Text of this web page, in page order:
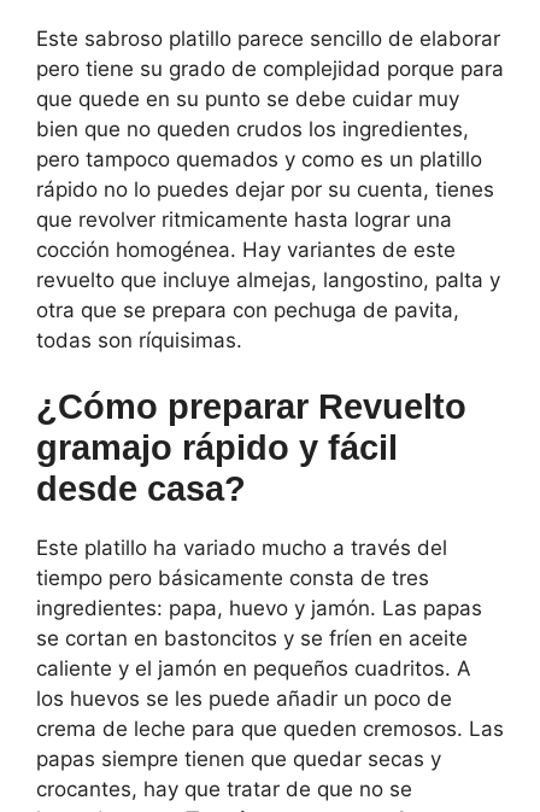
Este sabroso platillo parece sencillo de elaborar
pero tiene su grado de complejidad porque para
que quede en su punto se debe cuidar muy
bien que no queden crudos los ingredientes,
pero tampoco quemados y como es un platillo
rápido no lo puedes dejar por su cuenta, tienes
que revolver ritmicamente hasta lograr una
cocción homogénea. Hay variantes de este
revuelto que incluye almejas, langostino, palta y
otra que se prepara con pechuga de pavita,
todas son ríquisimas.
¿Cómo preparar Revuelto
gramajo rápido y fácil
desde casa?
Este platillo ha variado mucho a través del
tiempo pero básicamente consta de tres
ingredientes: papa, huevo y jamón. Las papas
se cortan en bastoncitos y se fríen en aceite
caliente y el jamón en pequeños cuadritos. A
los huevos se les puede añadir un poco de
crema de leche para que queden cremosos. Las
papas siempre tienen que quedar secas y
crocantes, hay que tratar de que no se